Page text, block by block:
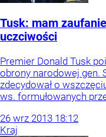
Tusk: mam
uczciwości
Premier Donald Tusk
obrony narodowej gen.
zdecydował o
ws. formułowanych
26 wrz 2013 18:12
Kraj